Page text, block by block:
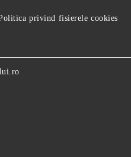
privind fisierele cookies